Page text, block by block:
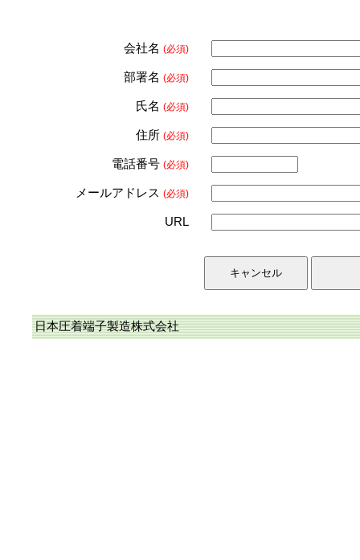
会社名 (必須)
部署名 (必須)
氏名 (必須)
住所 (必須)
電話番号 (必須)
メールアドレス (必須)
URL
日本圧着端子製造株式会社